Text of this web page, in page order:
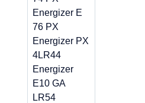
Energizer E
76 PX
Energizer PX
4LR44
Energizer
E10 GA
LR54